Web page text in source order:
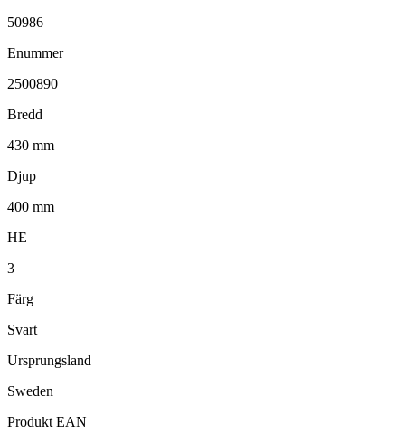
50986
Enummer
2500890
Bredd
430 mm
Djup
400 mm
HE
3
Färg
Svart
Ursprungsland
Sweden
Produkt EAN